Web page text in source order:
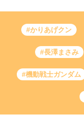
#かりあげクン
#長澤まさみ
#機動戦士ガンダム